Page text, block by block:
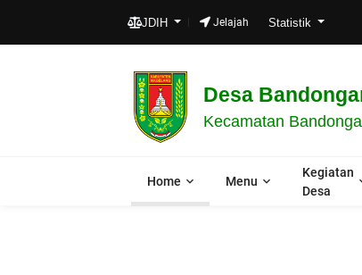
JDIH Jelajah Statistik
Desa
Kecamatan
Home Menu
Kegiatan
Desa